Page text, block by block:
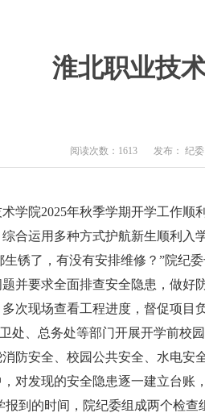
淮北职业技
阅读次数：1613 发布： 纪委
学院2025年秋季学期开学工作顺
合运用多种方式护航新生顺利入学
锈了，有没有安排维修？”院纪
并要求全面排查安全隐患，做
次现场查看工程进度，督促项目
处、总务处等部门开展开学前校
防安全、校园公共安全、水电安
对发现的安全隐患逐一建立台账
报到的时间，院纪委组成两个检